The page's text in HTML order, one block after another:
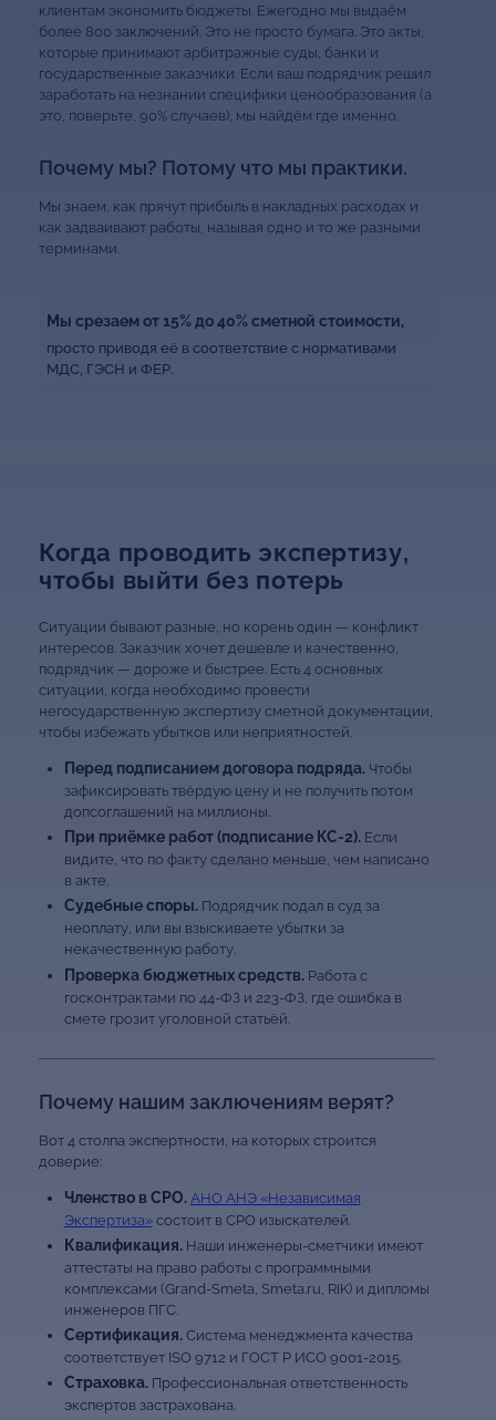
клиентам экономить бюджеты. Ежегодно мы выдаём
более 800 заключений. Это не просто бумага. Это акты,
которые принимают арбитражные суды, банки и
государственные заказчики. Если ваш подрядчик решил
заработать на незнании специфики ценообразования (а
это, поверьте, 90% случаев), мы найдём где именно.
Почему мы? Потому что мы практики.
Мы знаем, как прячут прибыль в накладных расходах и
как задваивают работы, называя одно и то же разными
терминами.
Мы срезаем от 15% до 40% сметной стоимости,
просто приводя её в соответствие с нормативами
МДС, ГЭСН и ФЕР.
Когда проводить экспертизу,
чтобы выйти без потерь
Ситуации бывают разные, но корень один — конфликт
интересов. Заказчик хочет дешевле и качественно,
подрядчик — дороже и быстрее. Есть 4 основных
ситуации, когда необходимо провести
негосударственную экспертизу сметной документации,
чтобы избежать убытков или неприятностей.
Перед подписанием договора подряда. Чтобы
зафиксировать твёрдую цену и не получить потом
допсоглашений на миллионы.
При приёмке работ (подписание КС-2).Если
видите, что по факту сделано меньше, чем написано
в акте.
Судебные споры.Подрядчик подал в суд за
неоплату, или вы взыскиваете убытки за
некачественную работу.
Проверка бюджетных средств.Работа с
госконтрактами по 44-ФЗ и 223-ФЗ, где ошибка в
смете грозит уголовной статьёй.
Почему нашим заключениям верят?
Вот 4 столпа экспертности, на которых строится
доверие:
Членство в СРО. АНО АНЭ «Независимая
Экспертиза»состоит в СРО изыскателей.
Квалификация.Наши инженеры-сметчики имеют
аттестаты на право работы с программными
комплексами (Grand-Smeta, Smeta.ru, RIK) и дипломы
инженеров ПГС.
Сертификация.Система менеджмента качества
соответствует ISO 9712 и ГОСТ Р ИСО 9001-2015.
Страховка.Профессиональная ответственность
экспертов застрахована.